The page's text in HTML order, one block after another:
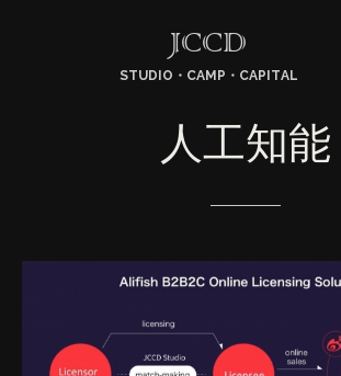
JCCD
STUDIO・CAMP・CAPITAL
人工知能